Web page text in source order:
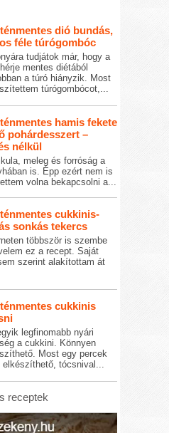
dió bundás,
féle túrógombóc
tudjátok már, hogy a
mentes diétából
a túró hiányzik. Most
túrógombócot,...
hamis fekete
pohárdesszert –
nélkül
meleg és forróság a
is. Épp ezért nem is
volna bekapcsolni a...
cukkinis-
sonkás tekercs
többször is szembe
ez a recept. Saját
szerint alakítottam át
cukkinis
legfinomabb nyári
a cukkini. Könnyen
Most egy percek
elkészíthető, tócsnival...
receptek